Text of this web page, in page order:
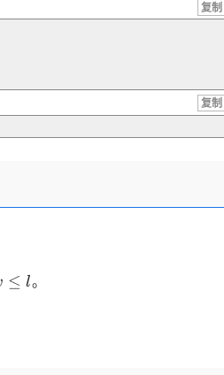
复制
复制
≤ l。